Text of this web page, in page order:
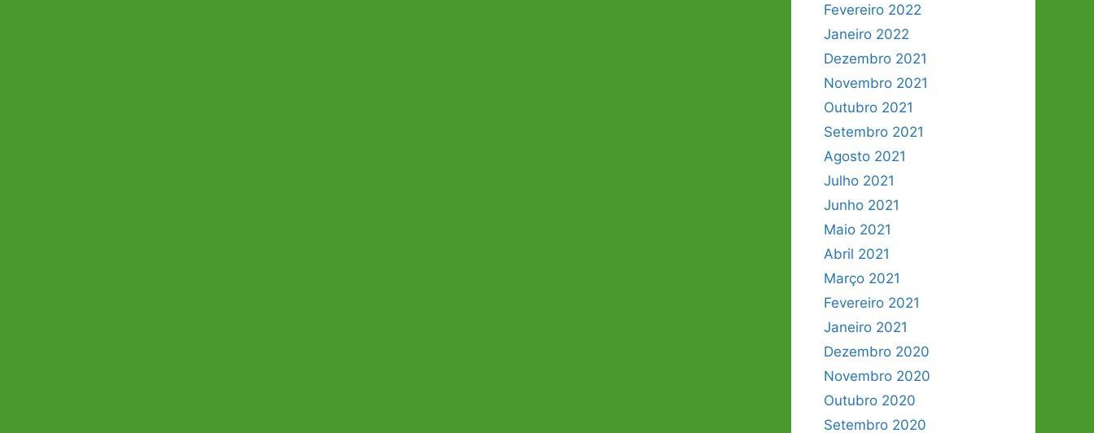
Fevereiro 2022
Janeiro 2022
Dezembro 2021
Novembro 2021
Outubro 2021
Setembro 2021
Agosto 2021
Julho 2021
Junho 2021
Maio 2021
Abril 2021
Março 2021
Fevereiro 2021
Janeiro 2021
Dezembro 2020
Novembro 2020
Outubro 2020
Setembro 2020